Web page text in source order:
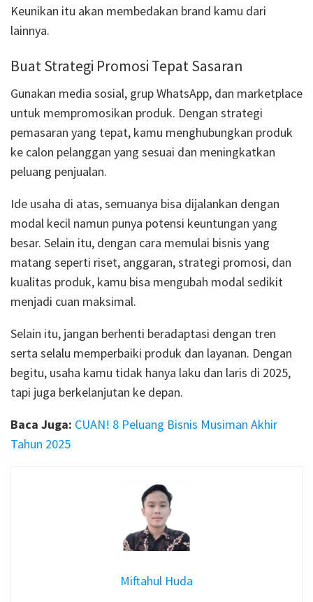
Keunikan itu akan membedakan brand kamu dari
lainnya.
Buat Strategi Promosi Tepat Sasaran
Gunakan media sosial, grup WhatsApp, dan marketplace
untuk mempromosikan produk. Dengan strategi
pemasaran yang tepat, kamu menghubungkan produk
ke calon pelanggan yang sesuai dan meningkatkan
peluang penjualan.
Ide usaha di atas, semuanya bisa dijalankan dengan
modal kecil namun punya potensi keuntungan yang
besar. Selain itu, dengan cara memulai bisnis yang
matang seperti riset, anggaran, strategi promosi, dan
kualitas produk, kamu bisa mengubah modal sedikit
menjadi cuan maksimal.
Selain itu, jangan berhenti beradaptasi dengan tren
serta selalu memperbaiki produk dan layanan. Dengan
begitu, usaha kamu tidak hanya laku dan laris di 2025,
tapi juga berkelanjutan ke depan.
Baca Juga: CUAN! 8 Peluang Bisnis Musiman Akhir
Tahun 2025
Miftahul Huda